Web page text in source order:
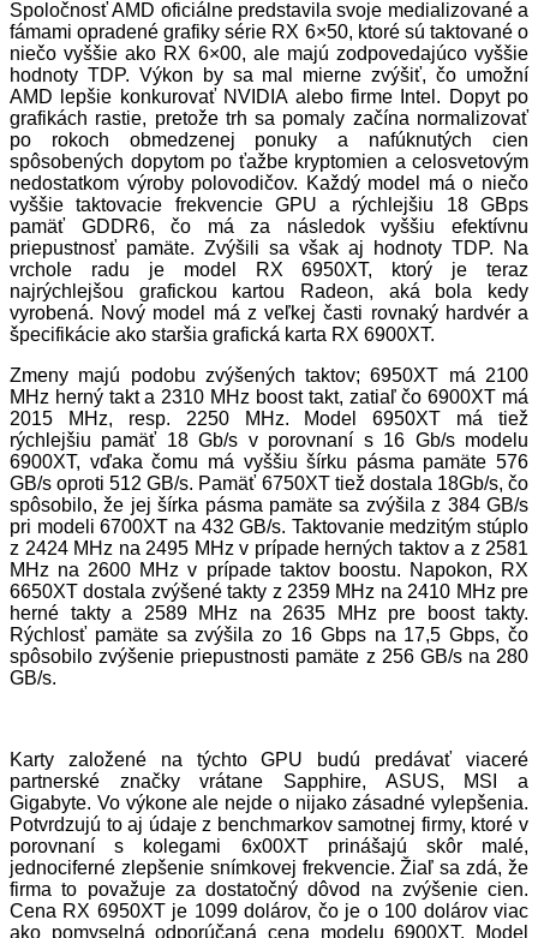
Spoločnosť AMD oficiálne predstavila svoje medializované a
fámami opradené grafiky série RX 6×50, ktoré sú taktované o
niečo vyššie ako RX 6×00, ale majú zodpovedajúco vyššie
hodnoty TDP. Výkon by sa mal mierne zvýšiť, čo umožní
AMD lepšie konkurovať NVIDIA alebo firme Intel. Dopyt po
grafikách rastie, pretože trh sa pomaly začína normalizovať
po rokoch obmedzenej ponuky a nafúknutých cien
spôsobených dopytom po ťažbe kryptomien a celosvetovým
nedostatkom výroby polovodičov. Každý model má o niečo
vyššie taktovacie frekvencie GPU a rýchlejšiu 18 GBps
pamäť GDDR6, čo má za následok vyššiu efektívnu
priepustnosť pamäte. Zvýšili sa však aj hodnoty TDP. Na
vrchole radu je model RX 6950XT, ktorý je teraz
najrýchlejšou grafickou kartou Radeon, aká bola kedy
vyrobená. Nový model má z veľkej časti rovnaký hardvér a
špecifikácie ako staršia grafická karta RX 6900XT.
Zmeny majú podobu zvýšených taktov; 6950XT má 2100
MHz herný takt a 2310 MHz boost takt, zatiaľ čo 6900XT má
2015 MHz, resp. 2250 MHz. Model 6950XT má tiež
rýchlejšiu pamäť 18 Gb/s v porovnaní s 16 Gb/s modelu
6900XT, vďaka čomu má vyššiu šírku pásma pamäte 576
GB/s oproti 512 GB/s. Pamäť 6750XT tiež dostala 18Gb/s, čo
spôsobilo, že jej šírka pásma pamäte sa zvýšila z 384 GB/s
pri modeli 6700XT na 432 GB/s. Taktovanie medzitým stúplo
z 2424 MHz na 2495 MHz v prípade herných taktov a z 2581
MHz na 2600 MHz v prípade taktov boostu. Napokon, RX
6650XT dostala zvýšené takty z 2359 MHz na 2410 MHz pre
herné takty a 2589 MHz na 2635 MHz pre boost takty.
Rýchlosť pamäte sa zvýšila zo 16 Gbps na 17,5 Gbps, čo
spôsobilo zvýšenie priepustnosti pamäte z 256 GB/s na 280
GB/s.
Karty založené na týchto GPU budú predávať viaceré
partnerské značky vrátane Sapphire, ASUS, MSI a
Gigabyte. Vo výkone ale nejde o nijako zásadné vylepšenia.
Potvrdzujú to aj údaje z benchmarkov samotnej firmy, ktoré v
porovnaní s kolegami 6x00XT prinášajú skôr malé,
jednociferné zlepšenie snímkovej frekvencie. Žiaľ sa zdá, že
firma to považuje za dostatočný dôvod na zvýšenie cien.
Cena RX 6950XT je 1099 dolárov, čo je o 100 dolárov viac
ako pomyselná odporúčaná cena modelu 6900XT. Model